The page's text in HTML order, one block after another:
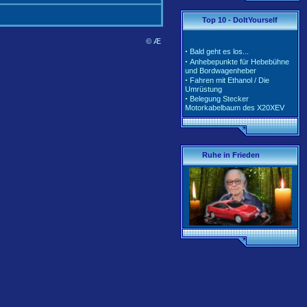
© Æ
· Tarife und Klassen für
2020/2021
· Tarife und Klassen für
· Tarife und Klassen für
2017/2018
· Unterschiedliche Software der
Motorsteuerung inkl. Teile-Nr.
Top 10 - DoItYourself
Anhebepunkte für Hebebühne
und Bordwagenheber
· Fahren mit Ethanol / Die
Umrüstung
· Belegung Stecker
Motorkabelbaum des X20XEV
· Radlagerwechsel an der
Calibra 4x4 - Hinterachse
· Gerissene Krümmer beim
· Klimaanlage - So wird richtig
befüllt
· Anleitung zum Ausbau der
Pendelstütze (Querlenker/Stabi-
Bereich)
Anleitung zum Umbau des
Lenkrads auf das Corsa-B-
Facelift Modell
Anleitung zur Beleuchtung des
Schiebedachschalters mit LED
Ruhe in Frieden